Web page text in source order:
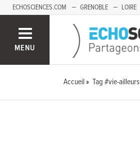
ECHOSCIENCES.COM GRENOBLE LOIRE
MENU
Accueil Tag #vie-ailleurs